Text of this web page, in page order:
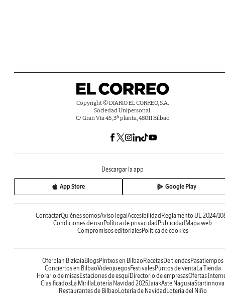
Copyright © DIARIO EL CORREO, S.A.
Sociedad Unipersonal.
C/ Gran Vía 45, 3ª planta, 48011 Bilbao
Descargar la app
App Store Google Play
ContactarQuiénes somosAviso legalAccesibilidadReglamento UE 2024/
Condiciones de usoPolítica de privacidadPublicidadMapa web
Compromisos editorialesPolítica de cookies
Oferplan BizkaiaBlogsPintxos en BilbaoRecetasDe tiendasPasatiempos
Conciertos en BilbaoVideojuegosFestivalesPuntos de ventaLa Tienda
Horario de misasEstaciones de esquíDirectorio de empresasOfertas
ClasificadosLa MirillaLotería Navidad 2025JaiakAste NagusiaStartinnova
Restaurantes de BilbaoLotería de NavidadLotería del Niño